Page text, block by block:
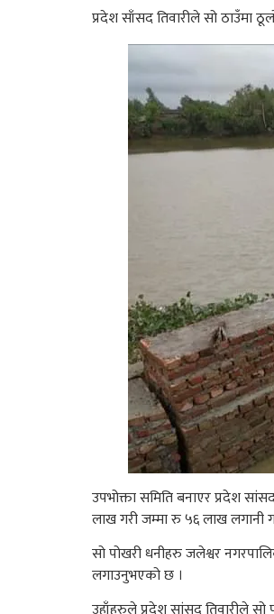
प्रदेश साँसद तिवारीले सो ठाउँमा
उपभोक्ता समिति बनाएर प्रदेश
लाख गरी जम्मा रु ५६ लाख लगानी
सो पोखरी धनीहरु जलेश्वर
लगाउनुभएको छ ।